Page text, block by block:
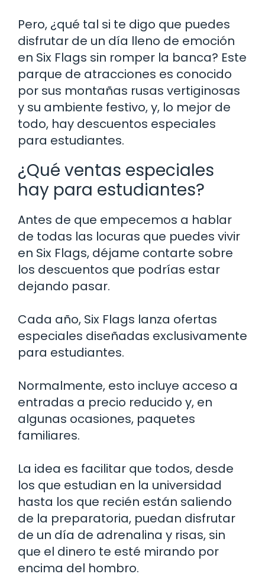
Pero, ¿qué tal si te digo que puedes
disfrutar de un día lleno de emoción
en Six Flags sin romper la banca? Este
parque de atracciones es conocido
por sus montañas rusas vertiginosas
y su ambiente festivo, y, lo mejor de
todo, hay descuentos especiales
para estudiantes.
¿Qué ventas especiales
hay para estudiantes?
Antes de que empecemos a hablar
de todas las locuras que puedes vivir
en Six Flags, déjame contarte sobre
los descuentos que podrías estar
dejando pasar.
Cada año, Six Flags lanza ofertas
especiales diseñadas exclusivamente
para estudiantes.
Normalmente, esto incluye acceso a
entradas a precio reducido y, en
algunas ocasiones, paquetes
familiares.
La idea es facilitar que todos, desde
los que estudian en la universidad
hasta los que recién están saliendo
de la preparatoria, puedan disfrutar
de un día de adrenalina y risas, sin
que el dinero te esté mirando por
encima del hombro.